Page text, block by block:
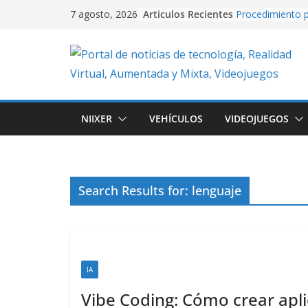
7 agosto, 2026 Articulos Recientes Procedimiento
plataformas 2D
en Unity.
Creación de
EasyAR: Así
que cobra vida
creando
con Google Flow
NIIXER VEHÍCULOS VIDEOJUEGOS
Search Results for: lenguaje
IA
Vibe Coding: Cómo crear